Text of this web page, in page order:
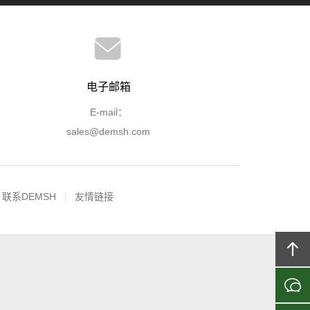
电子邮箱
E-mail：
sales@demsh.com
联系DEMSH 友情链接